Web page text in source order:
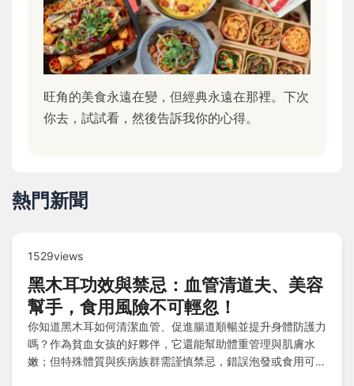
旺角的美食永遠在變，但經典永遠在那裡。下次
你去，試試看，然後告訴我你的心得。
熱門新聞
1529views
黑木耳功效與禁忌：血管清道夫、美容
幫手，食用風險不可輕忽！
你知道黑木耳如何清潔血管、促進腸道順暢並提升身體防護力
嗎？作為貧血女孩的好夥伴，它還能幫助體重管理與肌膚水
嫩；但特殊體質與疾病族群需謹慎禁忌，錯誤泡發或食用可能